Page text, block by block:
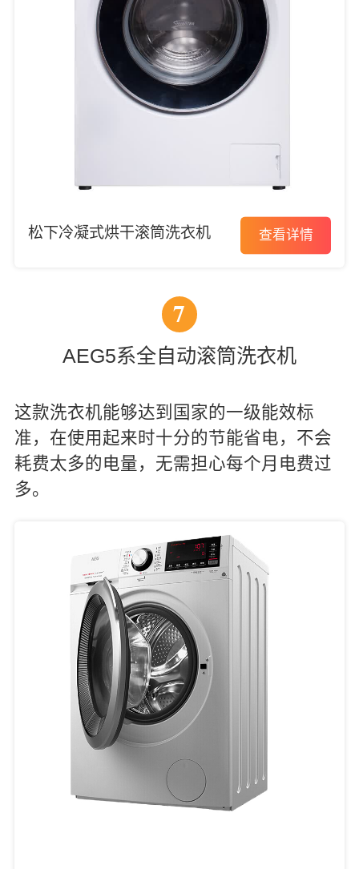
松下冷凝式烘干滚筒洗衣机 查看详情
7
AEG5系全自动滚筒洗衣机
这款洗衣机能够达到国家的一级能效标
准，在使用起来时十分的节能省电，不会
耗费太多的电量，无需担心每个月电费过
多。